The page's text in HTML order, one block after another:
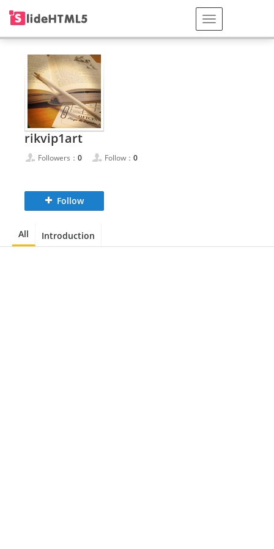
rikvip1art
Followers： 0 Follow： 0
Follow
All Introduction